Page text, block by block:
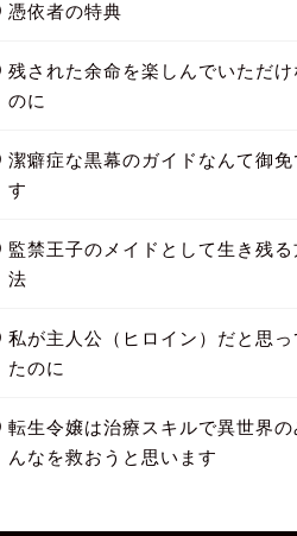
憑依者の特典
残された余命を楽しんでいただけ
のに
潔癖症な黒幕のガイドなんて御免
す
監禁王子のメイドとして生き残る
法
私が主人公（ヒロイン）だと思っ
たのに
転生令嬢は治療スキルで異世界の
んなを救おうと思います